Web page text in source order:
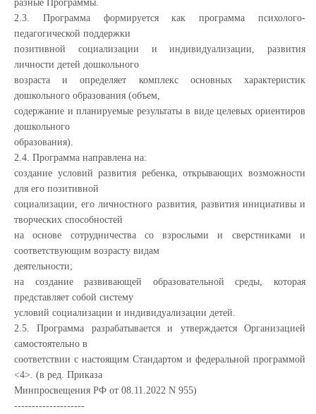
разные Программы.
2.3. Программа формируется как программа психолого-
педагогической поддержки
позитивной социализации и индивидуализации, развития
личности детей дошкольного
возраста и определяет комплекс основных характеристик
дошкольного образования (объем,
содержание и планируемые результаты в виде целевых ориентиров
дошкольного
образования).
2.4. Программа направлена на:
создание условий развития ребенка, открывающих возможности
для его позитивной
социализации, его личностного развития, развития инициативы и
творческих способностей
на основе сотрудничества со взрослыми и сверстниками и
соответствующим возрасту видам
деятельности;
на создание развивающей образовательной среды, которая
представляет собой систему
условий социализации и индивидуализации детей.
2.5. Программа разрабатывается и утверждается Организацией
самостоятельно в
соответствии с настоящим Стандартом и федеральной программой
<4>. (в ред. Приказа
Минпросвещения РФ от 08.11.2022 N 955)
--------------------